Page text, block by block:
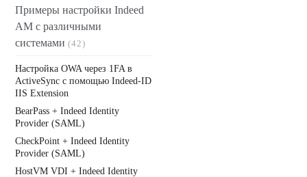
Примеры настройки Indeed
AM с различными
системами (42)
Настройка OWA через 1FA в
ActiveSync с помощью Indeed-ID
IIS Extension
BearPass + Indeed Identity
Provider (SAML)
CheckPoint + Indeed Identity
Provider (SAML)
HostVM VDI + Indeed Identity